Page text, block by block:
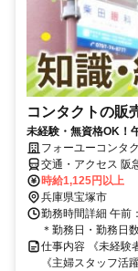
コンタクトの販
未経験・無資格OK！
フォーユーコンタ
交通・アクセス 阪
時給1,125円以上
兵庫県宝塚市
勤務時間詳細 午前
＊勤務日・勤務日
仕事内容 《未経験
《主婦スタッフ活